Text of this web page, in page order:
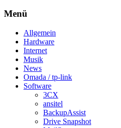
Menü
Allgemein
Hardware
Internet
Musik
News
Omada / tp-link
Software
3CX
ansitel
BackupAssist
Drive Snapshot